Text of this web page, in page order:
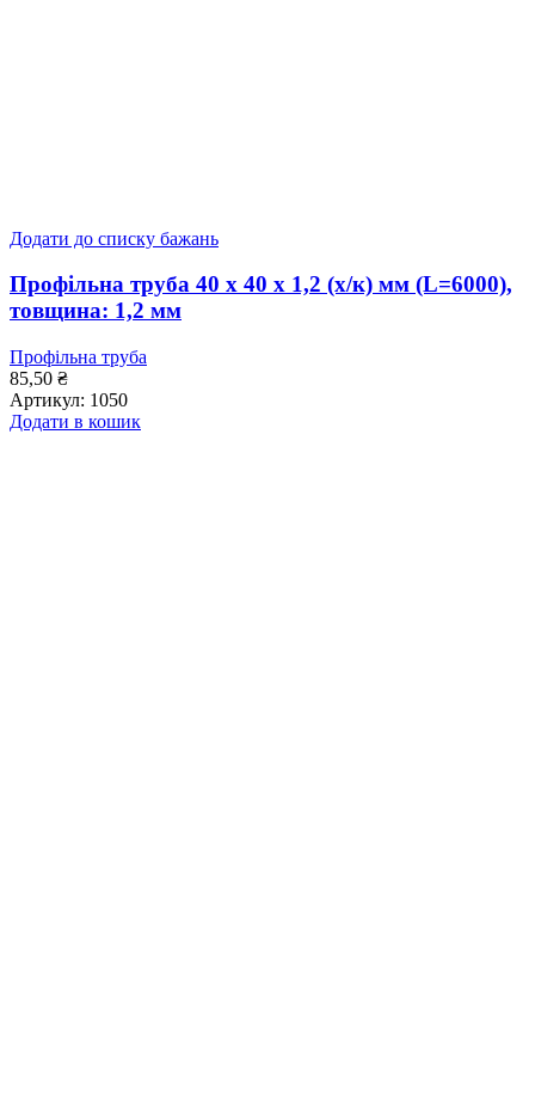
Додати до списку бажань
Профільна труба 40 x 40 x 1,2 (х/к) мм (L=6000),
товщина: 1,2 мм
Профільна труба
85,50 ₴
Артикул: 1050
Додати в кошик